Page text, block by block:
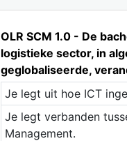
OLR SCM 1.0 - De
logistieke sector, in
geglobaliseerde,
Je legt uit hoe ICT
Je legt verbanden
Management.